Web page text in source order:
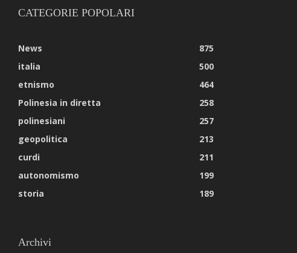
CATEGORIE POPOLARI
News
875
italia
500
etnismo
464
Polinesia in diretta
258
polinesiani
257
geopolitica
213
curdi
211
autonomismo
199
storia
189
Archivi